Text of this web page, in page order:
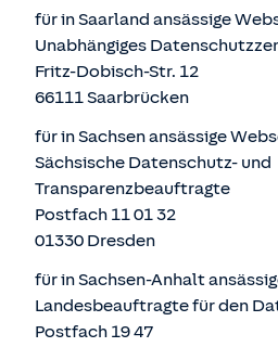
für in Saarland ansässige
Unabhängiges
Fritz-Dobisch-Str. 12
66111 Saarbrücken
für in Sachsen ansässige
Sächsische Datenschutz- und
Transparenzbeauftragte
Postfach 11 01 32
01330 Dresden
für in Sachsen-Anhalt
Landesbeauftragte für den
Postfach 19 47